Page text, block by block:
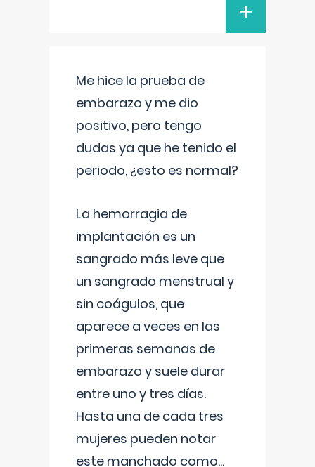
+
Me hice la prueba de
embarazo y me dio
positivo, pero tengo
dudas ya que he tenido el
periodo, ¿esto es normal?
La hemorragia de
implantación es un
sangrado más leve que
un sangrado menstrual y
sin coágulos, que
aparece a veces en las
primeras semanas de
embarazo y suele durar
entre uno y tres días.
Hasta una de cada tres
mujeres pueden notar
este manchado como...